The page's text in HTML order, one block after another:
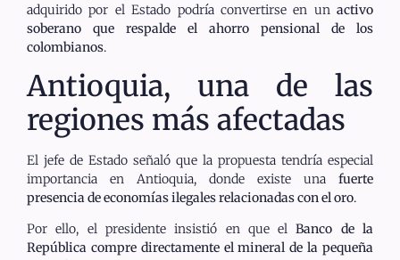
adquirido por el Estado podría convertirse en un activo
soberano que respalde el ahorro pensional de los
colombianos.
Antioquia, una de las
regiones más afectadas
El jefe de Estado señaló que la propuesta tendría especial
importancia en Antioquia, donde existe una fuerte
presencia de economías ilegales relacionadas con el oro.
Por ello, el presidente insistió en que el Banco de la
República compre directamente el mineral de la pequeña